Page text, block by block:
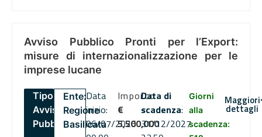
Avviso Pubblico Pronti per l’Export:
misure di internazionalizzazione per le
imprese lucane
Tipo:
Avviso
Pubblico
Ente:
Regione
Basilicata
Data
inizio:
06/07/2026
Importo
€
5,500,000
Data di
scadenza:
31/12/2027
Giorni
alla
scadenza:
Maggiori
dettagli